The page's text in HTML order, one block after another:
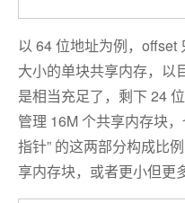
以 64 位地址为例，offset
大小的单块共享内存，以
是相当充足了，剩下 24
管理 16M 个共享内存块
指针” 的这两部分构成比
享内存块，或者更小但更